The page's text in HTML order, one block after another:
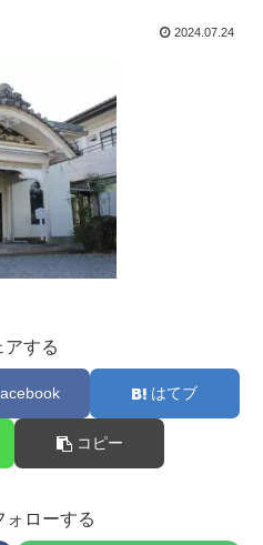
2024.07.24
アする
はてブ
コピー
ォローする